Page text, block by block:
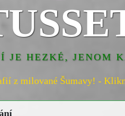
JE HEZKÉ, JENOM
z milované Šumavy! -